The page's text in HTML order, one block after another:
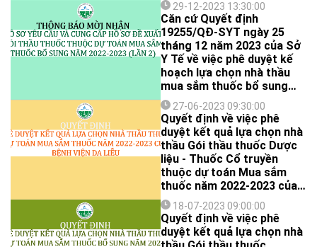
29-12-2023 13:30:00
Căn cứ Quyết định
19255/QĐ-SYT ngày 25
tháng 12 năm 2023 của Sở
Y Tế về việc phê duyệt kế
hoạch lựa chọn nhà thầu
mua sắm thuốc bổ sung
năm 2022-2023 (lần 2);
Bệnh viện Da Liễu kính mời
Quý công ty quan tâm và
có đủ năng lực, kinh
nghiệm cung cấp hồ sơ đề
xuất Gói thầu thuốc thuộc
dự toán Mua sắm thuốc bổ
sung năm 2022-2023 (lần
2).
27-06-2023 09:30:00
Quyết định về việc phê
duyệt kết quả lựa chọn nhà
thầu Gói thầu thuốc Dược
liệu - Thuốc Cổ truyền
thuộc dự toán Mua sắm
thuốc năm 2022-2023 của
Bệnh viện Da Liễu
18-07-2023 09:00:00
Quyết định về việc phê
duyệt kết quả lựa chọn nhà